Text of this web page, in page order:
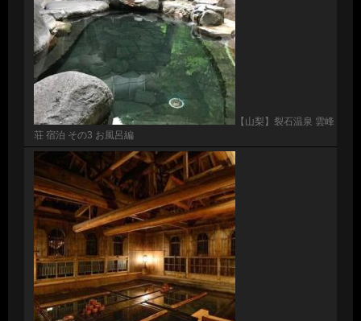
【山梨】裂石温泉 雲峰
荘 宿泊 その3 お風呂編